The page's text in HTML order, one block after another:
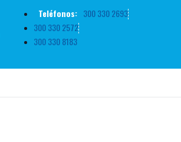
Teléfonos: 300 330 2693
300 330 2572
300 330 8183